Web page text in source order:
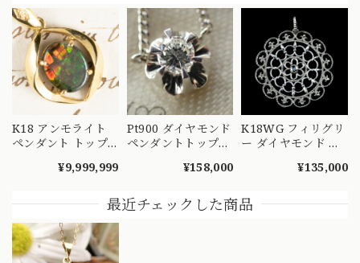
K18 アンモライト
ペンダント トップ
の宝石 CHP00281
¥9,999,999
Pt900 ダイヤモンド
ペンダントトップ
昭和レトロ ヴィン
ェーン ネックレス
MOP00286 S
¥158,000
K18WG フィリグリ
ー ダイヤモンド ペ
0.10ct ホワイトゴー
ーフ MOP00292
¥135,000
最近チェックした商品